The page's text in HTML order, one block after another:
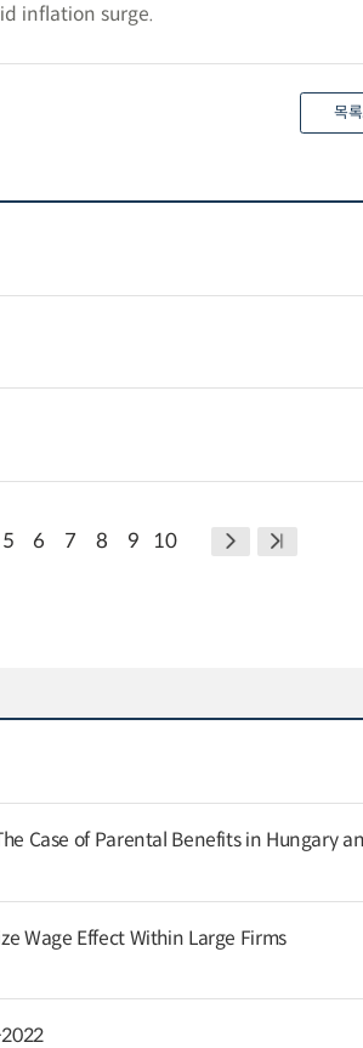
inflation surge.
목
5 6 7 8 9 10
Case of Parental Benefits in Hungary
Wage Effect Within Large Firms